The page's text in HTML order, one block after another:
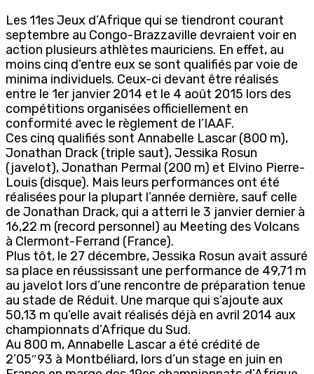
Les 11es Jeux d’Afrique qui se tiendront courant
septembre au Congo-Brazzaville devraient voir en
action plusieurs athlètes mauriciens. En effet, au
moins cinq d’entre eux se sont qualifiés par voie de
minima individuels. Ceux-ci devant être réalisés
entre le 1er janvier 2014 et le 4 août 2015 lors des
compétitions organisées officiellement en
conformité avec le règlement de l’IAAF.
Ces cinq qualifiés sont Annabelle Lascar (800 m),
Jonathan Drack (triple saut), Jessika Rosun
(javelot), Jonathan Permal (200 m) et Elvino Pierre-
Louis (disque). Mais leurs performances ont été
réalisées pour la plupart l’année dernière, sauf celle
de Jonathan Drack, qui a atterri le 3 janvier dernier à
16,22 m (record personnel) au Meeting des Volcans
à Clermont-Ferrand (France).
Plus tôt, le 27 décembre, Jessika Rosun avait assuré
sa place en réussissant une performance de 49,71 m
au javelot lors d’une rencontre de préparation tenue
au stade de Réduit. Une marque qui s’ajoute aux
50,13 m qu’elle avait réalisés déjà en avril 2014 aux
championnats d’Afrique du Sud.
Au 800 m, Annabelle Lascar a été crédité de
2’05″93 à Montbéliard, lors d’un stage en juin en